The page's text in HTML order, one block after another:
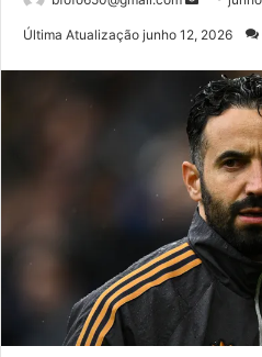
mail
Última Atualização junho 12, 2026